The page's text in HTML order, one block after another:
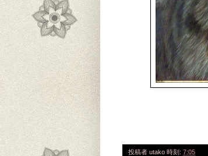
投稿者 utako 時刻: 7:05